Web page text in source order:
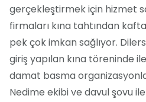
gerçekleştirmek için hizmet
firmaları kına tahtından
pek çok imkan sağlıyor.
giriş yapılan kına töreninde
damat basma
Nedime ekibi ve davul şovu